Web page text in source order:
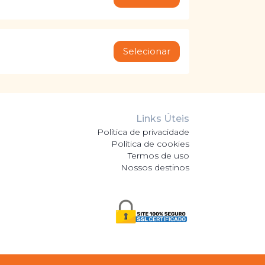
Selecionar
Links Úteis
Política de privacidade
Política de cookies
Termos de uso
Nossos destinos